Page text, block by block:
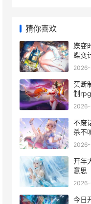
猜你喜欢
蝶变
蝶变
买断
制rpg
不废
杀不
话直
开年
意思
今日